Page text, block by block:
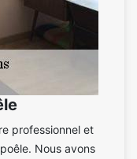
professionnel et
Nous avons